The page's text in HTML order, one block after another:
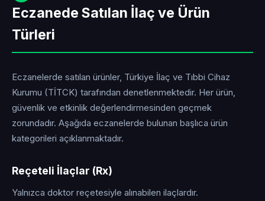
Eczanede Satılan İlaç ve Ürün
Türleri
Eczanelerde satılan ürünler, Türkiye İlaç ve Tıbbi Cihaz
Kurumu (TİTCK) tarafından denetlenmektedir. Her ürün,
güvenlik ve etkinlik değerlendirmesinden geçmek
zorundadır. Aşağıda eczanelerde bulunan başlıca ürün
kategorileri açıklanmaktadır.
Reçeteli İlaçlar (Rx)
Yalnızca doktor reçetesiyle alınabilen ilaçlardır.